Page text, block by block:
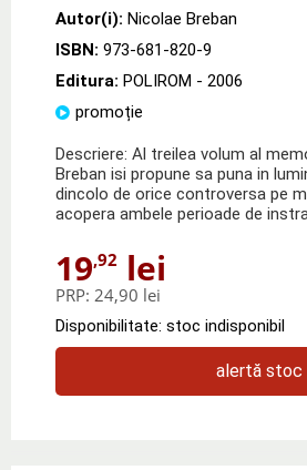
Autor(i): Nicolae Breban
ISBN: 973-681-820-9
Editura: POLIROM - 2006
promoție
Descriere: Al treilea volum al
Breban isi propune sa puna in
dincolo de orice controversa pe
acopera ambele perioade de
19,92 lei
PRP: 24,90 lei
Disponibilitate: stoc indisponibil
alertă stoc